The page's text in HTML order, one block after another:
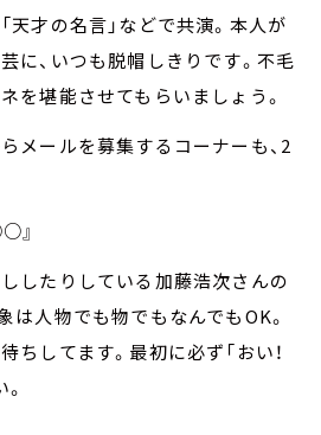
天才の名言」などで共演。本人が
に、いつも脱帽しきりです。不毛
を堪能させてもらいましょう。
メールを募集するコーナーも、2
』
したりしている加藤浩次さんの
は人物でも物でもなんでもOK。
ちしてます。最初に必ず「おい！